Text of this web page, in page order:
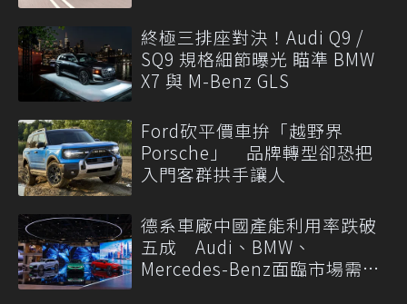
終極三排座對決！Audi Q9 /
SQ9 規格細節曝光 瞄準 BMW
X7 與 M-Benz GLS
Ford砍平價車拚「越野界
Porsche」 品牌轉型卻恐把
入門客群拱手讓人
德系車廠中國產能利用率跌破
五成 Audi、BMW、
Mercedes-Benz面臨市場需求